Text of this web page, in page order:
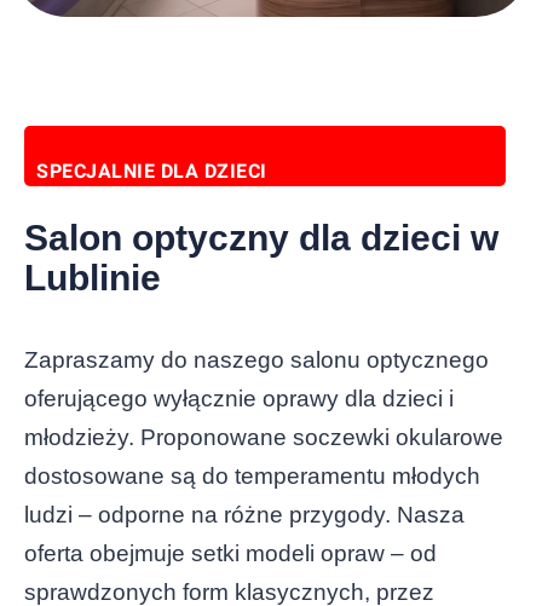
SPECJALNIE DLA DZIECI
Salon optyczny dla dzieci w
Lublinie
Zapraszamy do naszego salonu optycznego
oferującego wyłącznie oprawy dla dzieci i
młodzieży. Proponowane soczewki okularowe
dostosowane są do temperamentu młodych
ludzi – odporne na różne przygody. Nasza
oferta obejmuje setki modeli opraw – od
sprawdzonych form klasycznych, przez